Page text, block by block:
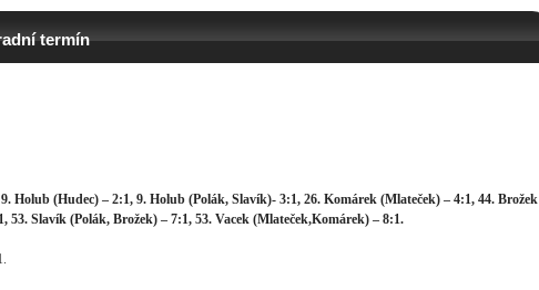
termín
Holub (Hudec) – 2:1, 9. Holub (Polák, Slavík)- 3:1, 26. Komárek (Mlateček) – 4:1, 44. Brožek
53. Slavík (Polák, Brožek) – 7:1, 53. Vacek (Mlateček,Komárek) – 8:1.